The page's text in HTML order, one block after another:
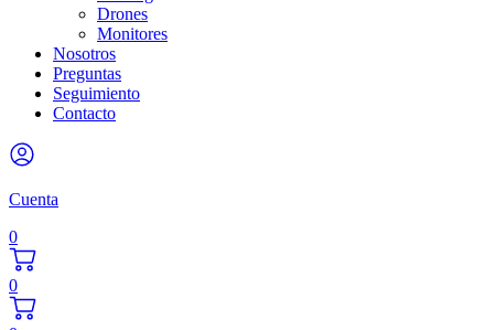
Drones
Monitores
Nosotros
Preguntas
Seguimiento
Contacto
Cuenta
0
0